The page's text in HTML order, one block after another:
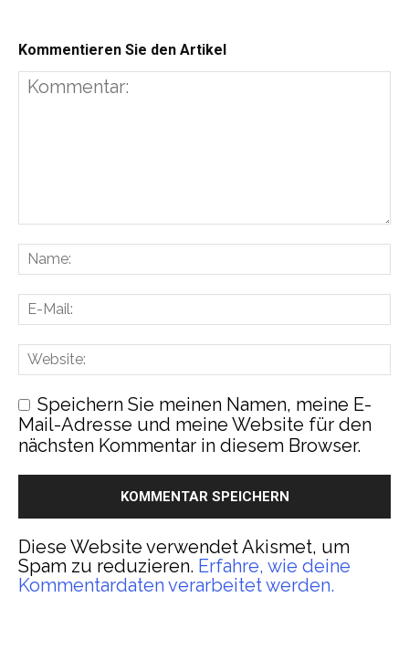
Kommentieren Sie den Artikel
Speichern Sie meinen Namen, meine E-
Mail-Adresse und meine Website für den
nächsten Kommentar in diesem Browser.
Diese Website verwendet Akismet, um
Spam zu reduzieren. Erfahre, wie deine
Kommentardaten verarbeitet werden.